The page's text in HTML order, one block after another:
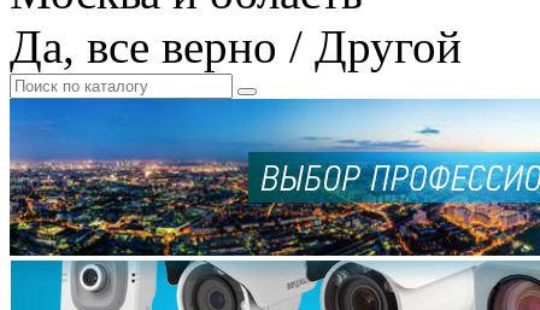
Да, все верно / Другой